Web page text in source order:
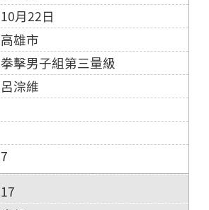
10月22日
高雄市
拳擊男子組第三量級
呂淙維
7
17